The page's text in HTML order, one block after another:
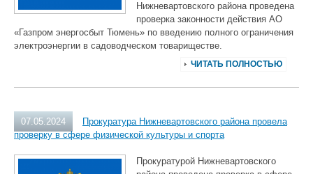
Нижневартовского района проведена
проверка законности действия АО
«Газпром энергосбыт Тюмень» по введению полного ограничения
электроэнергии в садоводческом товариществе.
ЧИТАТЬ ПОЛНОСТЬЮ
07.05.2024
Прокуратура Нижневартовского района провела
проверку в сфере физической культуры и спорта
Прокуратурой Нижневартовского